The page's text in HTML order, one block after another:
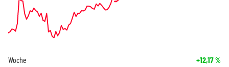
Woche +12,17%